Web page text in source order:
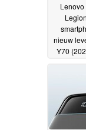
Lenovo
nieuw
Y70